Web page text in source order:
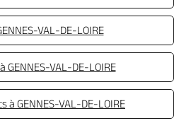
VAL-DE-LOIRE
GENNES-VAL-DE-LOIRE
GENNES-VAL-DE-LOIRE